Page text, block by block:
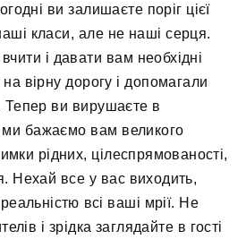
ви залишаєте поріг цієї
класи, але не наші серця.
і давати вам необхідні
вірну дорогу і допомагали
ви вирушаєте в
ми бажаємо вам великого
рідних, цілеспрямованості,
Нехай все у вас виходить,
всі ваші мрії. Не
і зрідка заглядайте в гості